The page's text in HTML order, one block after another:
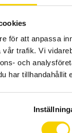
för att anpassa
trafik. Vi
och
har
Svart